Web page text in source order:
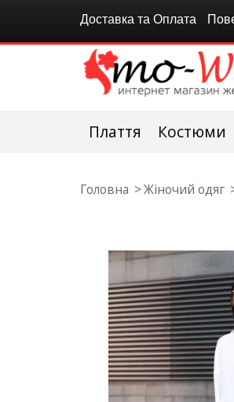
Доставка та Оплата
Плаття Костюми
Головна Жіночий одяг